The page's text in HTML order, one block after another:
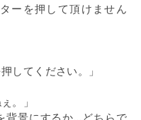
ーを押して頂けません
してください。」
。」
背景にするか…どちらで